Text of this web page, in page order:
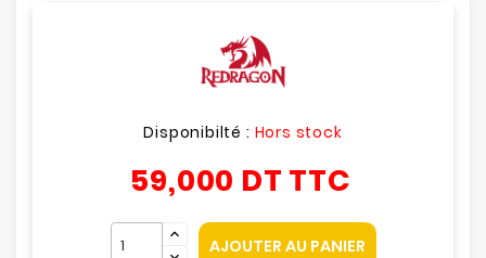
Disponibilté : Hors stock
59,000 DT TTC
AJOUTER AU PANIER